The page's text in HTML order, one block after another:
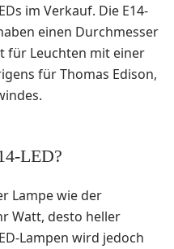
im Verkauf. Die E14-
einen Durchmesser
für Leuchten mit einer
für Thomas Edison,
LED?
Lampe wie der
Watt, desto heller
Lampen wird jedoch